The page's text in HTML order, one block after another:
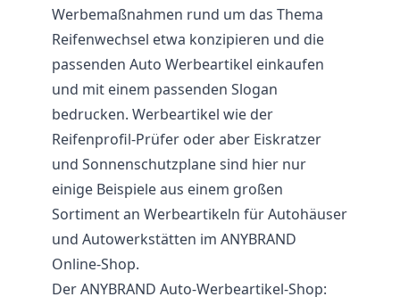
Werbemaßnahmen rund um das Thema
Reifenwechsel etwa konzipieren und die
passenden Auto Werbeartikel einkaufen
und mit einem passenden Slogan
bedrucken. Werbeartikel wie der
Reifenprofil-Prüfer oder aber Eiskratzer
und Sonnenschutzplane sind hier nur
einige Beispiele aus einem großen
Sortiment an Werbeartikeln für Autohäuser
und Autowerkstätten im ANYBRAND
Online-Shop.
Der ANYBRAND Auto-Werbeartikel-Shop: